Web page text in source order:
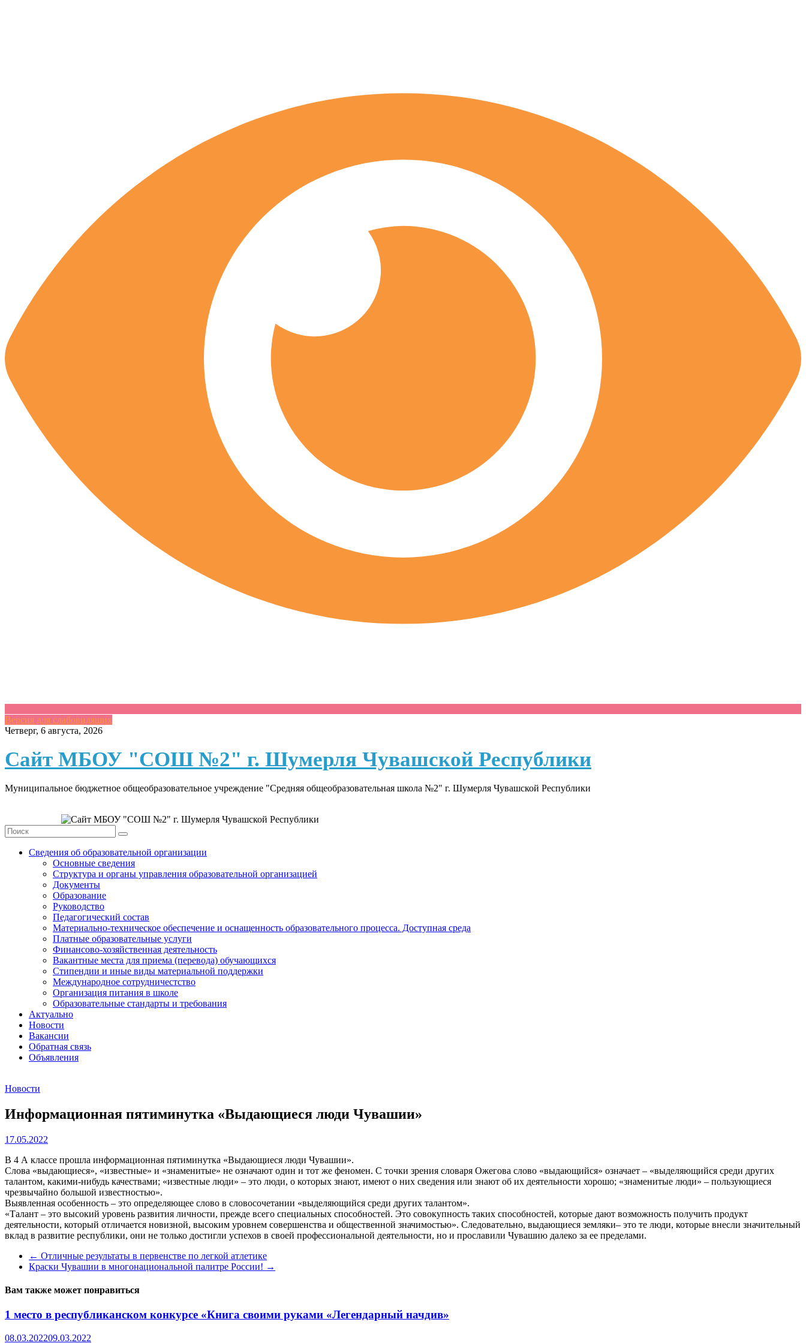
Версия для слабовидящих
Skip
content
Четверг, 6 августа, 2026
Сайт МБОУ "СОШ №2" г. Шумерля Чувашской Республики
Муниципальное бюджетное общеобразовательное учреждение "Средняя общеобразовательная школа №2" г. Шумерля Чувашской Республики
Сведения об образовательной организации
Основные сведения
Структура и органы управления образовательной организацией
Документы
Образование
Руководство
Педагогический состав
Материально-техническое обеспечение и оснащенность образовательного процесса. Доступная среда
Платные образовательные услуги
Финансово-хозяйственная деятельность
Вакантные места для приема (перевода) обучающихся
Стипендии и иные виды материальной поддержки
Международное сотрудничестство
Организация питания в школе
Образовательные стандарты и требования
Актуально
Новости
Вакансии
Обратная связь
Объявления
Новости
Информационная пятиминутка «Выдающиеся люди Чувашии»
17.05.2022
В 4 А классе прошла информационная пятиминутка «Выдающиеся люди Чувашии».
Слова «выдающиеся», «известные» и «знаменитые» не означают один и тот же феномен. С точки зрения словаря Ожегова слово «выдающийся» означает – «выделяющийся среди других
талантом, какими-нибудь качествами; «известные люди» – это люди, о которых знают, имеют о них сведения или знают об их деятельности хорошо; «знаменитые люди» – пользующиеся
чрезвычайно большой известностью».
Выявленная особенность – это определяющее слово в словосочетании «выделяющийся среди других талантом».
«Талант – это высокий уровень развития личности, прежде всего специальных способностей. Это совокупность таких способностей, которые дают возможность получить продукт
деятельности, который отличается новизной, высоким уровнем совершенства и общественной значимостью». Следовательно, выдающиеся земляки– это те люди, которые внесли значительный
вклад в развитие республики, они не только достигли успехов в своей профессиональной деятельности, но и прославили Чувашию далеко за ее пределами.
← Отличные результаты в первенстве по легкой атлетике
Краски Чувашии в многонациональной палитре России! →
Вам также может понравиться
1 место в республиканском конкурсе «Книга своими руками «Легендарный начдив»
08.03.202209.03.2022